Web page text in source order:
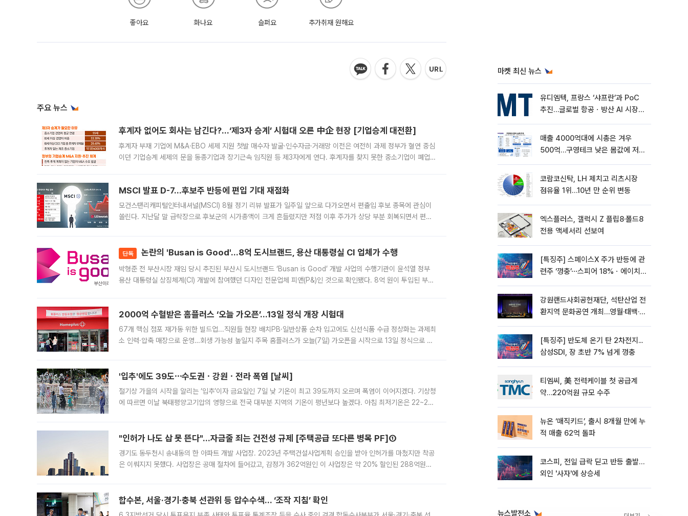
좋아요 화나요 슬퍼요 추가취재 원해요
주요 뉴스
후계자 없어도 회사는 남긴다?…‘제3자 승계’ 시험대 오른 中企 현장 [기업승계 대전환]
후계자 부재 기업에 M&A·EBO 세제 지원 첫발 매수자 발굴·인수자금·거래망 이전은 여전히 과제 정부가 혈연 중심
이던 기업승계 세제의 문을 동종기업과 장기근속 임직원 등 제3자에게 연다. 후계자를 찾지 못한 중소기업이 폐업
MSCI 발표 D-7…후보주 반등에 편입 기대 재점화
모건스탠리캐피털인터내셔널(MSCI) 8월 정기 리뷰 발표가 일주일 앞으로 다가오면서 편출입 후보 종목에 관심이
쏠린다. 지난달 말 급락장으로 후보군의 시가총액이 크게 흔들렸지만 저점 이후 주가가 상당 부분 회복되면서 편입
단독 논란의 'Busan is Good'…8억 도시브랜드, 용산 대통령실 CI 업체가 수행
박형준 전 부산시장 재임 당시 추진된 부산시 도시브랜드 ‘Busan is Good’ 개발 사업의 수행기관이 윤석열 정부
용산 대통령실 상징체계(CI) 개발에 참여했던 디자인 전문업체 피앤(P&)인 것으로 확인됐다. 8억 원이 투입된 부산
2000억 수혈받은 홈플러스 ‘오늘 가오픈’...13일 정식 개장 시험대
67개 핵심 점포 재가동 위한 빌드업...직원들 현장 배치PB·일반상품 순차 입고에도 신선식품 수급 정상화는 과제최
소 인력·압축 매장으로 운영…회생 가능성 높일지 주목 홈플러스가 오늘(7일) 가오픈을 시작으로 13일 정식으로 재
'입추'에도 39도⋯수도권ㆍ강원ㆍ전라 폭염 [날씨]
절기상 가을의 시작을 알리는 ‘입추’이자 금요일인 7일 낮 기온이 최고 39도까지 오르며 폭염이 이어지겠다. 기상청
에 따르면 이날 북태평양고기압의 영향으로 전국 대부분 지역의 기온이 평년보다 높겠다. 아침 최저기온은 22~27
"인허가 나도 삽 못 뜬다"…자금줄 죄는 건전성 규제 [주택공급 또다른 병목 PF]①
경기도 동두천시 송내동의 한 아파트 개발 사업장. 2023년 주택건설사업계획 승인을 받아 인허가를 마쳤지만 착공
은 이뤄지지 못했다. 사업장은 공매 절차에 들어갔고, 감정가 362억원인 이 사업장은 약 20% 할인된 288억원에
합수본, 서울·경기·충북 선관위 등 압수수색… ‘조작 지침’ 확인
마켓 최신 뉴스
유디엠텍, 프랑스 ‘샤프란’과 PoC
추진…글로벌 항공ㆍ방산 AI 시장
매출 4000억대에 시총은 겨우
500억…구영테크 낮은 몸값에 저가
코람코신탁, LH 제치고 리츠시장
점유율 1위…10년 만 순위 변동
엑스플러스, 갤럭시 Z 플립8·폴드8
전용 액세서리 선보여
[특징주] 스페이스X 주가 반등에 관
련주 ‘껑충’⋯스피어 18%ㆍ에이치
강원랜드사회공헌재단, 석탄산업 전
환지역 문화공연 개최…영월·태백·삼
[특징주] 반도체 온기 탄 2차전지...
삼성SDI, 장 초반 7% 넘게 껑충
티엠씨, 美 전력케이블 첫 공급계
약…220억원 규모 수주
뉴온 ‘매직키드’, 출시 8개월 만에 누
적 매출 62억 돌파
코스피, 전일 급락 딛고 반등 출발…
외인 '사자'에 상승세
뉴스발전소